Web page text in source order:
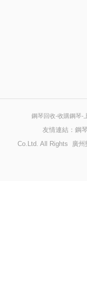
鋼琴回收-收購鋼琴-
友情連結： 鋼
Co.Ltd. All Rights 廣州